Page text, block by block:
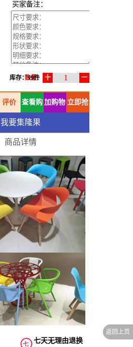
买家备注：
一
1
十
数量：
库存：99件
立即抢
加购物
查看购
物车
评价
我要集隆果
商品详情
七天无理由退换